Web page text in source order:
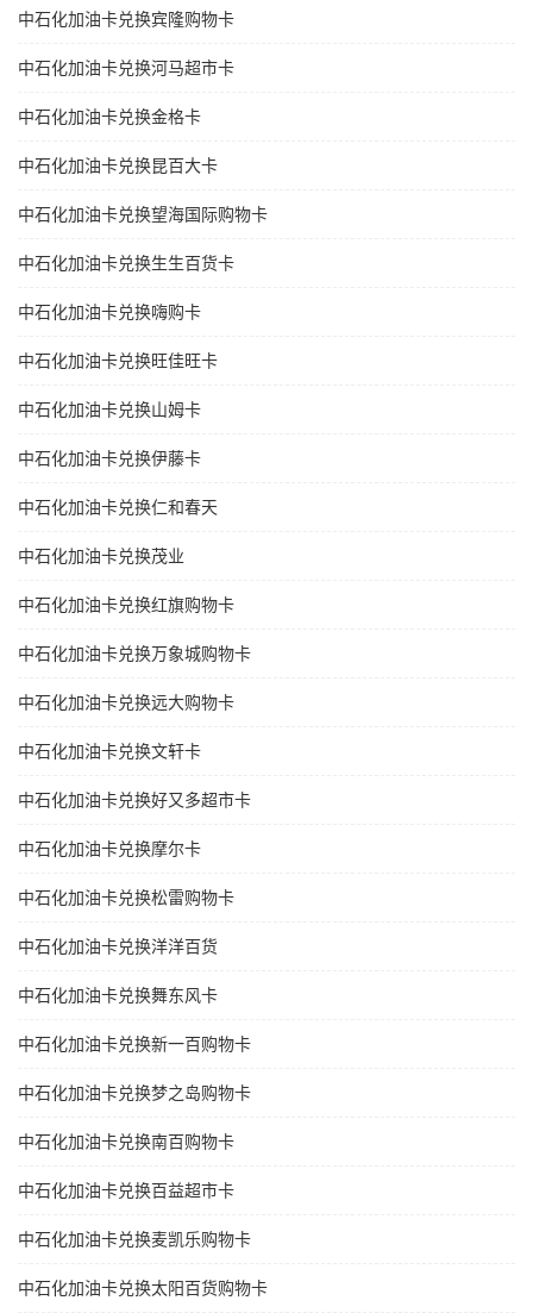
中石化加油卡兑换宾隆购物卡
中石化加油卡兑换河马超市卡
中石化加油卡兑换金格卡
中石化加油卡兑换昆百大卡
中石化加油卡兑换望海国际购物卡
中石化加油卡兑换生生百货卡
中石化加油卡兑换嗨购卡
中石化加油卡兑换旺佳旺卡
中石化加油卡兑换山姆卡
中石化加油卡兑换伊藤卡
中石化加油卡兑换仁和春天
中石化加油卡兑换茂业
中石化加油卡兑换红旗购物卡
中石化加油卡兑换万象城购物卡
中石化加油卡兑换远大购物卡
中石化加油卡兑换文轩卡
中石化加油卡兑换好又多超市卡
中石化加油卡兑换摩尔卡
中石化加油卡兑换松雷购物卡
中石化加油卡兑换洋洋百货
中石化加油卡兑换舞东风卡
中石化加油卡兑换新一百购物卡
中石化加油卡兑换梦之岛购物卡
中石化加油卡兑换南百购物卡
中石化加油卡兑换百益超市卡
中石化加油卡兑换麦凯乐购物卡
中石化加油卡兑换太阳百货购物卡